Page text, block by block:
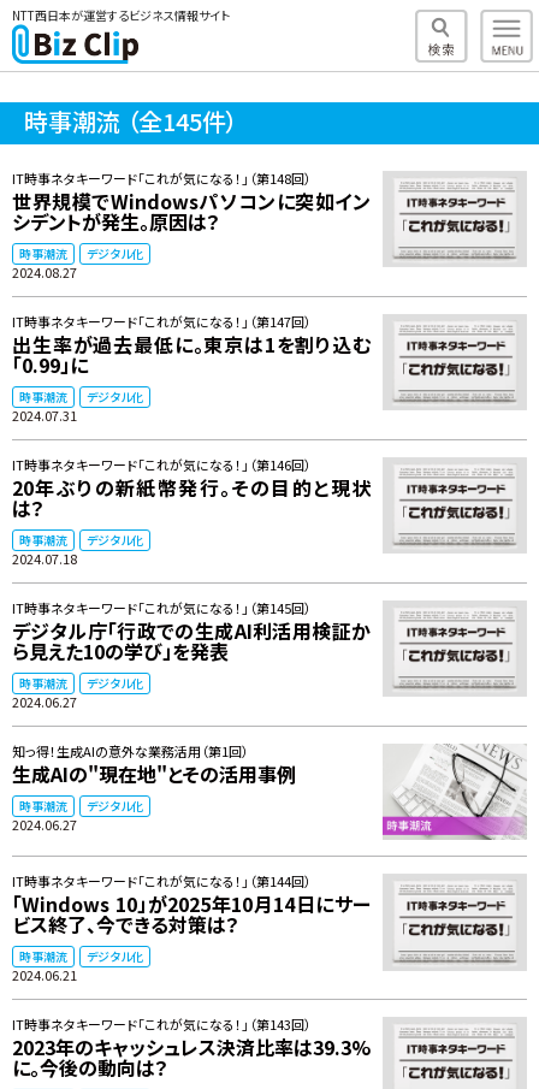
NTT西日本が運営するビジネス情報サイト
時事潮流 （全145件）
IT時事ネタキーワード「これが気になる！」（第148回）
世界規模でWindowsパソコンに突如イン
シデントが発生。原因は？
時事潮流 デジタル化
2024.08.27
IT時事ネタキーワード「これが気になる！」（第147回）
出生率が過去最低に。東京は1を割り込む
「0.99」に
時事潮流 デジタル化
2024.07.31
IT時事ネタキーワード「これが気になる！」（第146回）
20年ぶりの新紙幣発行。その目的と現状
は？
時事潮流 デジタル化
2024.07.18
IT時事ネタキーワード「これが気になる！」（第145回）
デジタル庁「行政での生成AI利活用検証か
ら見えた10の学び」を発表
時事潮流 デジタル化
2024.06.27
知っ得！生成AIの意外な業務活用（第1回）
生成AIの"現在地"とその活用事例
時事潮流 デジタル化
2024.06.27
IT時事ネタキーワード「これが気になる！」（第144回）
「Windows 10」が2025年10月14日にサー
ビス終了、今できる対策は？
時事潮流 デジタル化
2024.06.21
IT時事ネタキーワード「これが気になる！」（第143回）
2023年のキャッシュレス決済比率は39.3%
に。今後の動向は？